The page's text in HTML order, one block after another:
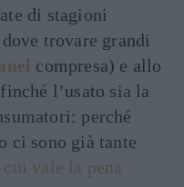
di stagioni
trovare grandi
compresa) e allo
l’usato sia la
perché
ci sono già tante
vale la pena